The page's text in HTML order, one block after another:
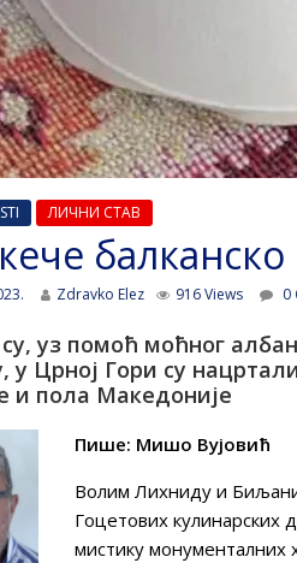
ЛИЧНИ СТАВ
балканско
Zdravko Elez 916 Views 0
уз помоћ моћног
у Црној Гори су
и пола Македоније
Пише: Мишо Вујовић
Волим Лихниду и
Гоцетових кулинарских
мистику монументалних